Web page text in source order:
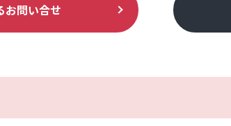
お問い合せ